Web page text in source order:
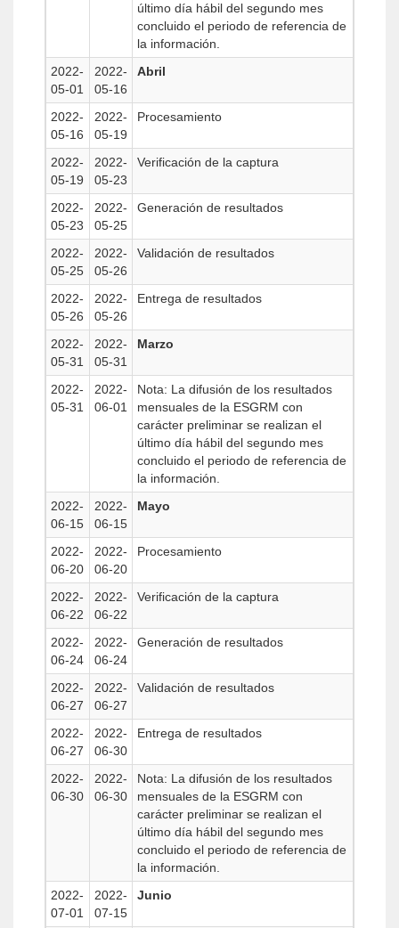
último día hábil del segundo mes
concluido el periodo de referencia de
la información.
2022-
05-01
2022-
05-16
Abril
2022-
05-16
2022-
05-19
Procesamiento
2022-
05-19
2022-
05-23
Verificación de la captura
2022-
05-23
2022-
05-25
Generación de resultados
2022-
05-25
2022-
05-26
Validación de resultados
2022-
05-26
2022-
05-26
Entrega de resultados
2022-
05-31
2022-
05-31
Marzo
2022-
05-31
2022-
06-01
Nota: La difusión de los resultados
mensuales de la ESGRM con
carácter preliminar se realizan el
último día hábil del segundo mes
concluido el periodo de referencia de
la información.
2022-
06-15
2022-
06-15
Mayo
2022-
06-20
2022-
06-20
Procesamiento
2022-
06-22
2022-
06-22
Verificación de la captura
2022-
06-24
2022-
06-24
Generación de resultados
2022-
06-27
2022-
06-27
Validación de resultados
2022-
06-27
2022-
06-30
Entrega de resultados
2022-
06-30
2022-
06-30
Nota: La difusión de los resultados
mensuales de la ESGRM con
carácter preliminar se realizan el
último día hábil del segundo mes
concluido el periodo de referencia de
la información.
2022-
07-01
2022-
07-15
Junio